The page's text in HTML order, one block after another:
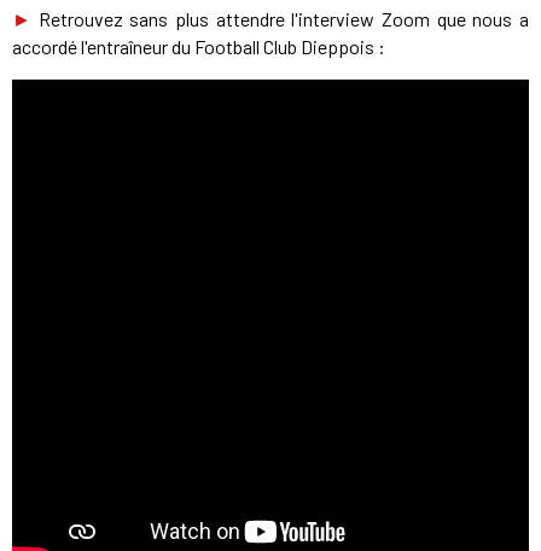
► Retrouvez sans plus attendre l'interview Zoom que nous a
accordé l'entraîneur du Football Club Dieppois :